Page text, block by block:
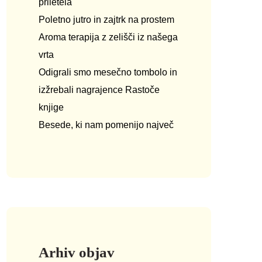
priletela
Poletno jutro in zajtrk na prostem
Aroma terapija z zelišči iz našega
vrta
Odigrali smo mesečno tombolo in
izžrebali nagrajence Rastoče
knjige
Besede, ki nam pomenijo največ
Arhiv objav